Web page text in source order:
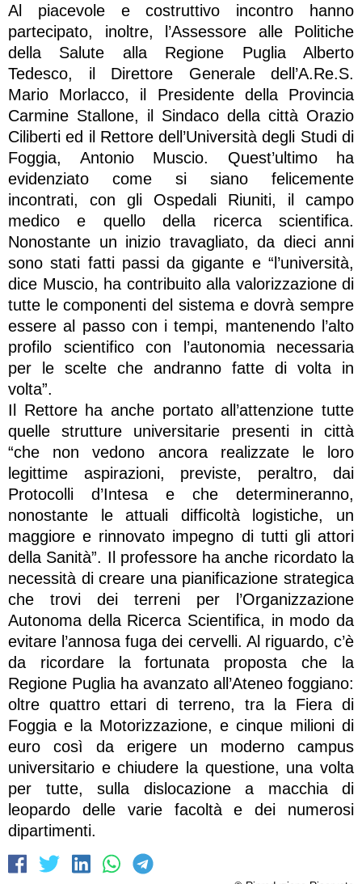
Al piacevole e costruttivo incontro hanno
partecipato, inoltre, l’Assessore alle Politiche
della Salute alla Regione Puglia Alberto
Tedesco, il Direttore Generale dell’A.Re.S.
Mario Morlacco, il Presidente della Provincia
Carmine Stallone, il Sindaco della città Orazio
Ciliberti ed il Rettore dell’Università degli Studi di
Foggia, Antonio Muscio. Quest’ultimo ha
evidenziato come si siano felicemente
incontrati, con gli Ospedali Riuniti, il campo
medico e quello della ricerca scientifica.
Nonostante un inizio travagliato, da dieci anni
sono stati fatti passi da gigante e “l’università,
dice Muscio, ha contribuito alla valorizzazione di
tutte le componenti del sistema e dovrà sempre
essere al passo con i tempi, mantenendo l’alto
profilo scientifico con l’autonomia necessaria
per le scelte che andranno fatte di volta in
volta”.
Il Rettore ha anche portato all’attenzione tutte
quelle strutture universitarie presenti in città
“che non vedono ancora realizzate le loro
legittime aspirazioni, previste, peraltro, dai
Protocolli d’Intesa e che determineranno,
nonostante le attuali difficoltà logistiche, un
maggiore e rinnovato impegno di tutti gli attori
della Sanità”. Il professore ha anche ricordato la
necessità di creare una pianificazione strategica
che trovi dei terreni per l’Organizzazione
Autonoma della Ricerca Scientifica, in modo da
evitare l’annosa fuga dei cervelli. Al riguardo, c’è
da ricordare la fortunata proposta che la
Regione Puglia ha avanzato all’Ateneo foggiano:
oltre quattro ettari di terreno, tra la Fiera di
Foggia e la Motorizzazione, e cinque milioni di
euro così da erigere un moderno campus
universitario e chiudere la questione, una volta
per tutte, sulla dislocazione a macchia di
leopardo delle varie facoltà e dei numerosi
dipartimenti.